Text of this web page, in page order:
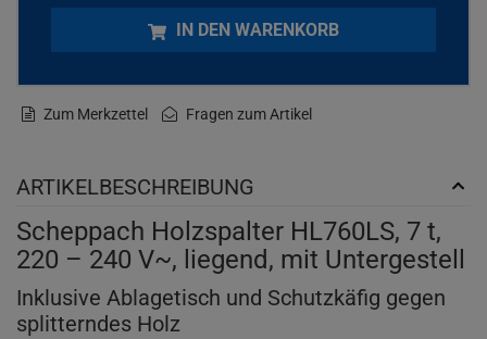
IN DEN WARENKORB
Zum Merkzettel Fragen zum Artikel
ARTIKELBESCHREIBUNG
Scheppach Holzspalter HL760LS, 7 t,
220 – 240 V~, liegend, mit Untergestell
Inklusive Ablagetisch und Schutzkäfig gegen
splitterndes Holz